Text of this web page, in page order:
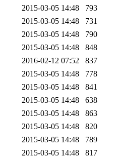
2015-03-05 14:48
793
2015-03-05 14:48
731
2015-03-05 14:48
790
2015-03-05 14:48
848
2016-02-12 07:52
837
2015-03-05 14:48
778
2015-03-05 14:48
841
2015-03-05 14:48
638
2015-03-05 14:48
863
2015-03-05 14:48
820
2015-03-05 14:48
789
2015-03-05 14:48
817